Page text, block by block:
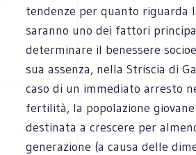
tendenze per quanto riguarda
saranno uno dei fattori
determinare il benessere
sua assenza, nella Striscia di
caso di un immediato arresto
fertilità, la popolazione giovane
destinata a crescere per
generazione (a causa delle